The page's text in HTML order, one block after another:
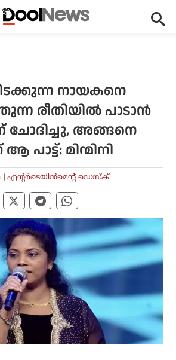
നായകനെ
രീതിയില്‍ പാടാന്‍
ചോദിച്ചു, അങ്ങനെ
പാട്ട്: മിന്മിനി
എന്റര്‍ടെയിന്‍മെന്റ് ഡെസ്‌ക്